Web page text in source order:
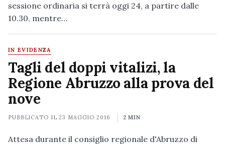
sessione ordinaria si terrà oggi 24, a partire dalle
10.30, mentre…
IN EVIDENZA
Tagli del doppi vitalizi, la
Regione Abruzzo alla prova del
nove
PUBBLICATO IL23 MAGGIO 2016 2 MIN
Attesa durante il consiglio regionale d'Abruzzo di